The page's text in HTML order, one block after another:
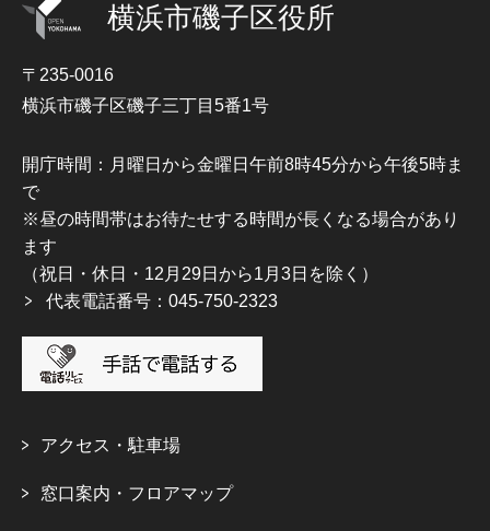
横浜市磯子区役所
〒235-0016
横浜市磯子区磯子三丁目5番1号
開庁時間：月曜日から金曜日午前8時45分から午後5時ま
で
※昼の時間帯はお待たせする時間が長くなる場合があり
ます
（祝日・休日・12月29日から1月3日を除く）
代表電話番号：045-750-2323
アクセス・駐車場
窓口案内・フロアマップ